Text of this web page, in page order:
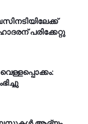
പരിക്കേറ്റു